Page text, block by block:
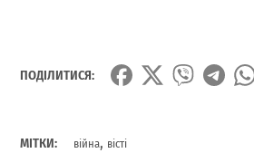
ПОДІЛИТИСЯ:
МІТКИ: війна, вісті